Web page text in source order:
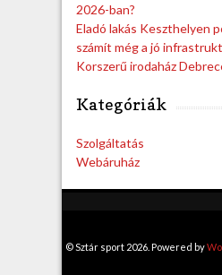
2026-ban?
Eladó lakás Keszthelyen
számít még a jó
Korszerű irodaház
Kategóriák
Szolgáltatás
Webáruház
© Sztár sport 2026. Powered by